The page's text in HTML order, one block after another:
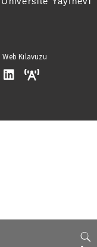
Web Kılavuzu